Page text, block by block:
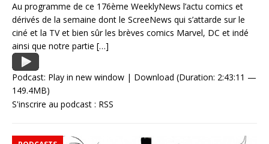
Au programme de ce 176ème WeeklyNews l’actu comics et
dérivés de la semaine dont le ScreeNews qui s’attarde sur le
ciné et la TV et bien sûr les brèves comics Marvel, DC et indé
ainsi que notre partie […]
Podcast: Play in new window | Download (Duration: 2:43:11 —
149.4MB)
S'inscrire au podcast : RSS